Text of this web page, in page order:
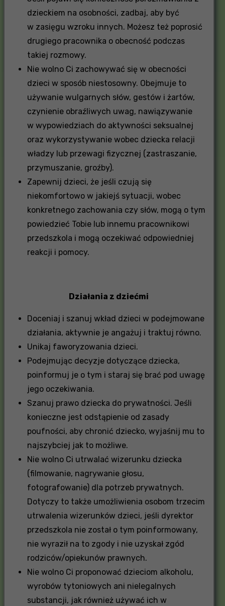
dzieckiem na osobności, zadbaj, aby być
w zasięgu wzroku innych. Możesz też poprosić
drugiego pracownika o obecność podczas
takiej rozmowy.
Nie wolno Ci zachowywać się w obecności
dzieci w sposób niestosowny. Obejmuje to
używanie wulgarnych słów, gestów i żartów,
czynienie obraźliwych uwag, nawiązywanie
w wypowiedziach do aktywności seksualnej
oraz wykorzystywanie wobec dziecka relacji
władzy lub przewagi fizycznej (zastraszanie,
przymuszanie, groźby).
Zapewnij dzieci, że jeśli czują się
niekomfortowo w jakiejś sytuacji, wobec
konkretnego zachowania czy słów, mogą o tym
powiedzieć Tobie lub innemu pracownikowi
przedszkola i mogą oczekiwać odpowiedniej
reakcji i pomocy.
Działania z dziećmi
Doceniaj i szanuj wkład dzieci w podejmowane
działania, aktywnie je angażuj i traktuj równo.
Unikaj faworyzowania dzieci.
Podejmując decyzje dotyczące dziecka,
poinformuj je o tym i staraj się brać pod uwagę
jego oczekiwania.
Szanuj prawo dziecka do prywatności. Jeśli
konieczne jest odstąpienie od zasady
poufności, aby chronić dziecko, wyjaśnij mu to
najszybciej jak to możliwe.
Nie wolno Ci utrwalać wizerunku dziecka
(filmowanie, nagrywanie głosu,
fotografowanie) dla potrzeb prywatnych.
Dotyczy to także umożliwienia osobom trzecim
utrwalenia wizerunków dzieci, jeśli dyrektor
przedszkola nie został o tym poinformowany,
nie wyraził na to zgody i nie uzyskał zgód
rodziców/opiekunów prawnych.
Nie wolno Ci proponować dzieciom alkoholu,
wyrobów tytoniowych ani nielegalnych
substancji, jak również używać ich w